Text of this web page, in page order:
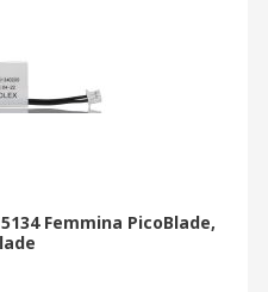
Femmina PicoBlade,